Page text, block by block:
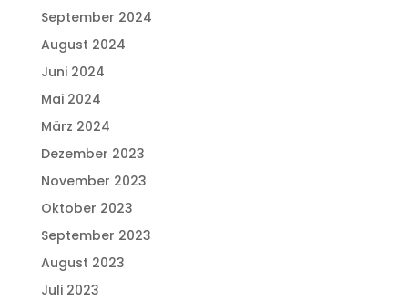
September 2024
August 2024
Juni 2024
Mai 2024
März 2024
Dezember 2023
November 2023
Oktober 2023
September 2023
August 2023
Juli 2023